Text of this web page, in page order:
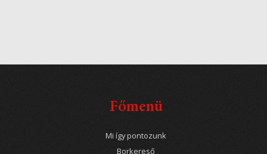
Főmenü
Mi így pontozunk
Borkereső